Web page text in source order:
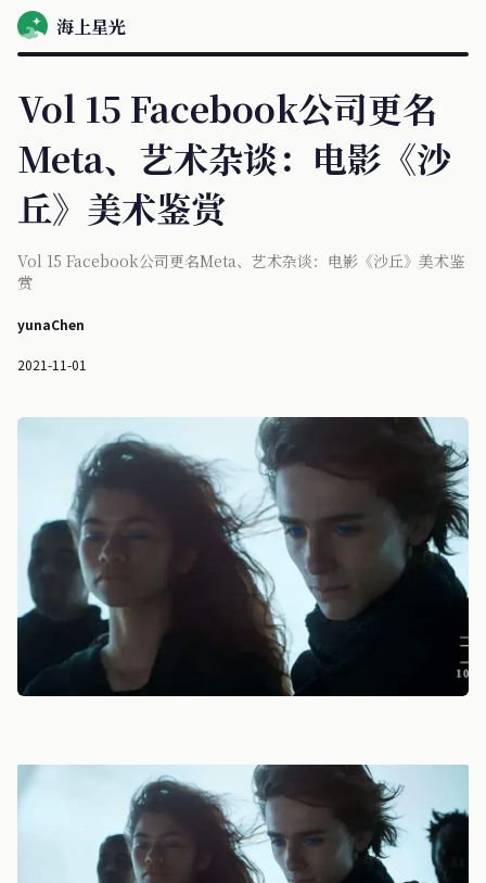
海上星光
Vol 15 Facebook公司更名
Meta、艺术杂谈：电影《沙
丘》美术鉴赏
Vol 15 Facebook公司更名Meta、艺术杂谈：电影《沙丘》美术鉴
赏
yunaChen
2021-11-01